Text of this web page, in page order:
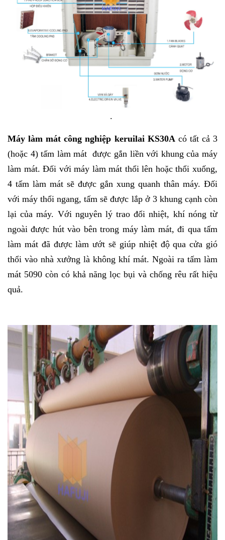
.
Máy làm mát công nghiệp keruilai KS30A có tất cả 3
(hoặc 4) tấm làm mát được gắn liền với khung của máy
làm mát. Đối với máy làm mát thổi lên hoặc thổi xuống,
4 tấm làm mát sẽ được gắn xung quanh thân máy. Đối
với máy thổi ngang, tấm sẽ được lắp ở 3 khung cạnh còn
lại của máy. Với nguyên lý trao đổi nhiệt, khí nóng từ
ngoài được hút vào bên trong máy làm mát, đi qua tấm
làm mát đã được làm ướt sẽ giúp nhiệt độ qua cửa gió
thổi vào nhà xưởng là không khí mát. Ngoài ra tấm làm
mát 5090 còn có khả năng lọc bụi và chống rêu rất hiệu
quả.